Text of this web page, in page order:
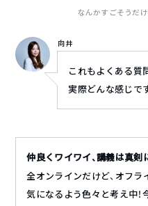
なんかすごそうだ
向井
これもよくある質
実際どんな感じで
仲良くワイワイ、講義は真剣
全オンラインだけど、オフ
気になるよう色々と考え中！